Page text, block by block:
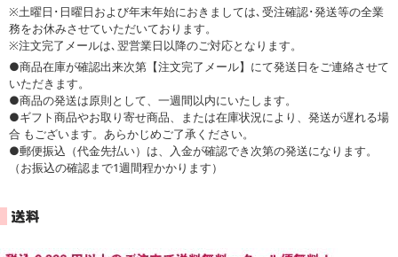
※土曜日･日曜日および年末年始におきましては､受注確認･発送等の全業
務をお休みさせていただいております。
※注文完了メールは､翌営業日以降のご対応となります。
●商品在庫が確認出来次第【注文完了メール】にて発送日をご連絡させて
いただきます。
●商品の発送は原則として、一週間以内にいたします。
●ギフト商品やお取り寄せ商品、または在庫状況により、発送が遅れる場
合 もございます。あらかじめご了承ください。
●郵便振込（代金先払い）は、入金が確認でき次第の発送になります。
（お振込の確認まで1週間程かかります）